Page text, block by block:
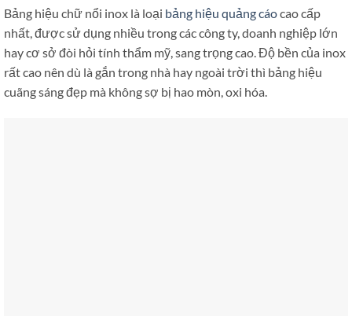
Bảng hiệu chữ nổi inox là loại bảng hiệu quảng cáocao cấp
nhất, được sử dụng nhiều trong các công ty, doanh nghiệp lớn
hay cơ sở đòi hỏi tính thẩm mỹ, sang trọng cao. Độ bền của inox
rất cao nên dù là gắn trong nhà hay ngoài trời thì bảng hiệu
cuãng sáng đẹp mà không sợ bị hao mòn, oxi hóa.